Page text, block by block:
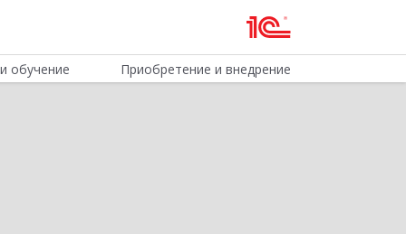
обучение Приобретение и внедрение